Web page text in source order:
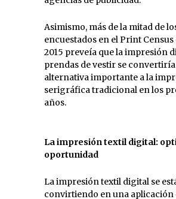
Asimismo, más de la mitad de
encuestados en el Print Census
2015 preveía que la impresión
prendas de vestir se
alternativa importante a la
serigráfica tradicional en los
años.
La impresión textil digital:
oportunidad
La impresión textil digital se
convirtiendo en una aplicación